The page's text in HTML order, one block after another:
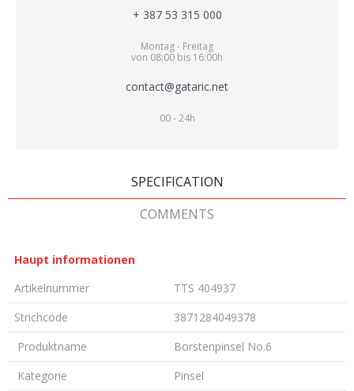
+ 387 53 315 000
Montag - Freitag
von 08:00 bis 16:00h
contact@gataric.net
00 - 24h
SPECIFICATION
COMMENTS
Haupt informationen
Artikelnummer
TTS 404937
Strichcode
3871284049378
Produktname
Borstenpinsel No.6
Kategorie
Pinsel